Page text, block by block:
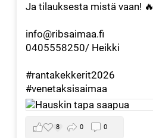
Ja tilauksesta mistä vaan! 🔥
info@ribsaimaa.fi
0405558250/ Heikki
#rantakekkerit2026
#venetaksisaimaa
8 0 0